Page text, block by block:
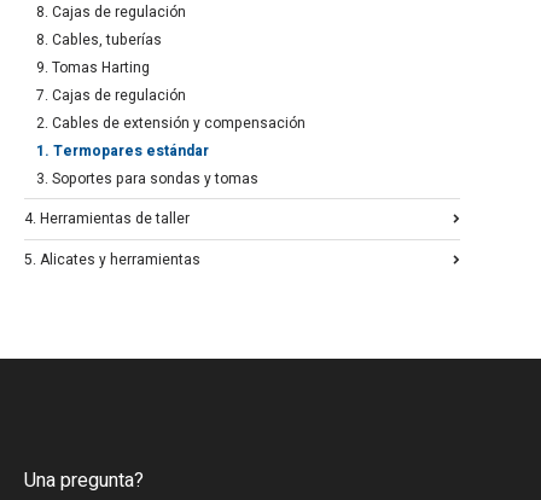
8. Cajas de regulación
8. Cables, tuberías
9. Tomas Harting
7. Cajas de regulación
2. Cables de extensión y compensación
1. Termopares estándar
3. Soportes para sondas y tomas
4. Herramientas de taller
5. Alicates y herramientas
Una pregunta?